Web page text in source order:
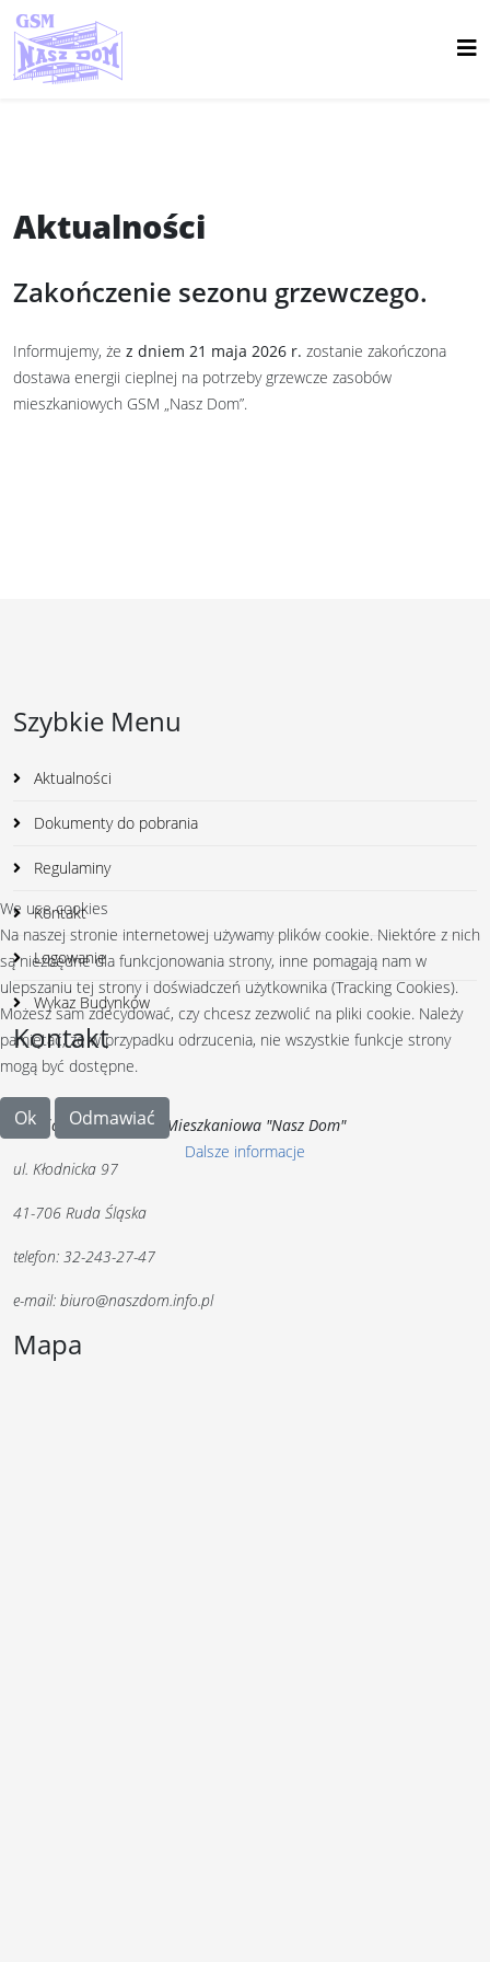
Aktualności
Zakończenie sezonu grzewczego.
Informujemy, że z dniem 21 maja 2026 r. zostanie zakończona
dostawa energii cieplnej na potrzeby grzewcze zasobów
mieszkaniowych GSM „Nasz Dom”.
Szybkie Menu
Aktualności
Dokumenty do pobrania
Regulaminy
Kontakt
Logowanie
Wykaz Budynków
Kontakt
Górnicza Spółdzielnia Mieszkaniowa "Nasz Dom"
ul. Kłodnicka 97
41-706 Ruda Śląska
telefon: 32-243-27-47
e-mail: biuro@naszdom.info.pl
Mapa
We use cookies
Na naszej stronie internetowej używamy plików cookie. Niektóre z nich
są niezbędne dla funkcjonowania strony, inne pomagają nam w
ulepszaniu tej strony i doświadczeń użytkownika (Tracking Cookies).
Możesz sam zdecydować, czy chcesz zezwolić na pliki cookie. Należy
pamiętać, że w przypadku odrzucenia, nie wszystkie funkcje strony
mogą być dostępne.
Ok Odmawiać
Dalsze informacje